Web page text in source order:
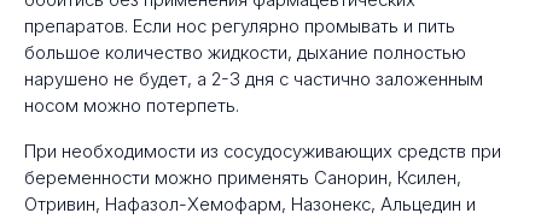
препаратов. Если нос регулярно промывать и пить
большое количество жидкости, дыхание полностью
нарушено не будет, а 2-3 дня с частично заложенным
носом можно потерпеть.
При необходимости из сосудосуживающих средств при
беременности можно применять Санорин, Ксилен,
Отривин, Нафазол-Хемофарм, Назонекс, Альцедин и